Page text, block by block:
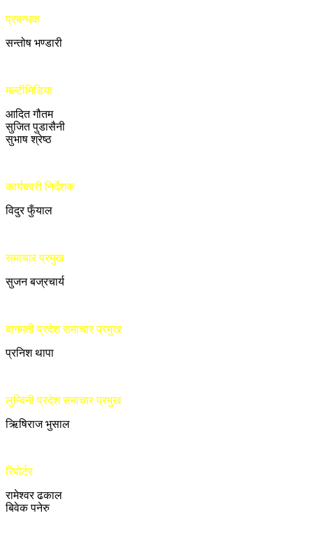
प्रबन्धक
सन्तोष भण्डारी
मल्टीमिडिया
आदित गौतम
सुजित पुडासैनी
सुभाष श्रेष्ठ
कार्यकारी निर्देशक
विदुर फुँयाल
समाचार प्रमुख
सुजन बज्रचार्य
बागमती प्रदेश समाचार प्रमुख
प्रनिश थापा
लुम्बिनी प्रदेश समाचार प्रमुख
ऋिषिराज भुसाल
रिपोर्टर
रामेश्वर ढकाल
बिवेक पनेरु